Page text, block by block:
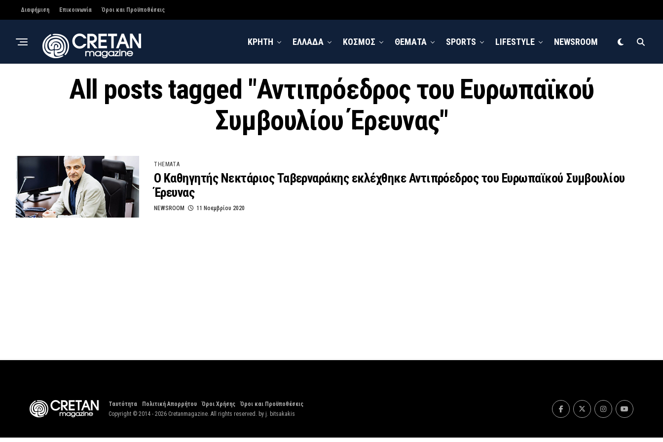
Διαφήμιση Επικοινωνία Όροι και Προϋποθέσεις
ΚΡΗΤΗ ΕΛΛΑΔΑ ΚΟΣΜΟΣ ΘΕΜΑΤΑ SPORTS LIFESTYLE NEWSROOM
All posts tagged "Αντιπρόεδρος του Ευρωπαϊκού
Συμβουλίου Έρευνας"
THEMATA
Ο Καθηγητής Νεκτάριος Ταβερναράκης εκλέχθηκε Αντιπρόεδρος του Ευρωπαϊκού Συμβουλίου
Έρευνας
NEWSROOM 11 Νοεμβρίου 2020
Ταυτότητα Πολιτική Απορρήτου Όροι Χρήσης
Όροι και Προϋποθέσεις
Copyright © 2014 - 2026 Cretanmagazine. All rights reserved. by j. bitsakakis